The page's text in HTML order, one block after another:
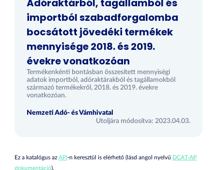
Adóraktárból, tagállamból és
importból szabadforgalomba
bocsátott jövedéki termékek
mennyisége 2018. és 2019.
évekre vonatkozóan
Termékenkénti bontásban összesített mennyiségi
adatok importból, adóraktárakból és tagállamokból
származó termékekről, 2018. és 2019. évekre
vonatkozóan.
Nemzeti Adó- és Vámhivatal
Utoljára módosítva: 2023.04.03.
Ez a katalógus az API-n keresztül is elérhető (lásd angol nyelvű DCAT-AP
dokumentáció).